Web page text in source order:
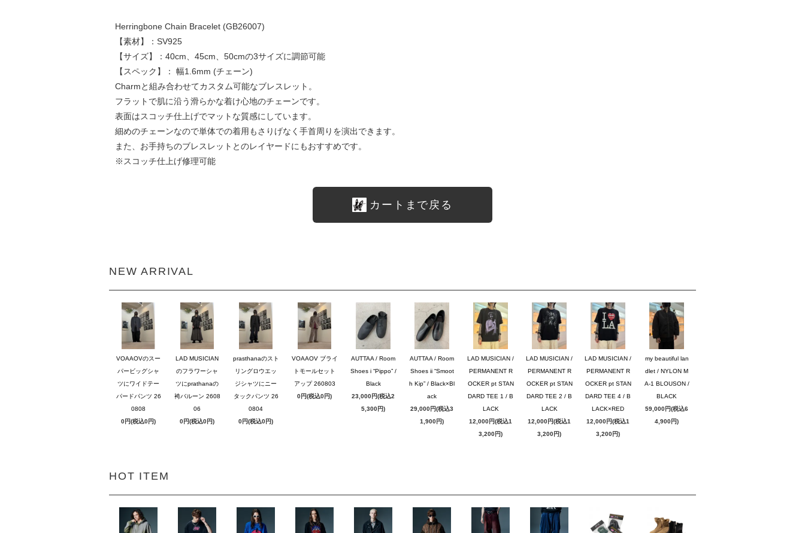
Herringbone Chain Bracelet (GB26007)
【素材】：SV925
【サイズ】：40cm、45cm、50cmの3サイズに調節可能
【スペック】： 幅1.6mm (チェーン)
Charmと組み合わせてカスタム可能なブレスレット。
フラットで肌に沿う滑らかな着け心地のチェーンです。
表面はスコッチ仕上げでマットな質感にしています。
細めのチェーンなので単体での着用もさりげなく手首周りを演出できます。
また、お手持ちのブレスレットとのレイヤードにもおすすめです。
※スコッチ仕上げ修理可能
カートまで戻る
NEW ARRIVAL
VOAAOVのスー
パービッグシャ
ツにワイドテー
パードパンツ 26
0808
0円(税込0円)
LAD MUSICIAN
のフラワーシャ
ツにprathanaの
袴バルーン 2608
06
0円(税込0円)
prasthanaのスト
リングロウエッ
ジシャツにニー
タックパンツ 26
0804
0円(税込0円)
VOAAOV ブライ
トモールセット
アップ 260803
0円(税込0円)
AUTTAA / Room
Shoes i “Pippo” /
Black
23,000円(税込2
5,300円)
AUTTAA / Room
Shoes ii “Smoot
h Kip” / Black×Bl
ack
29,000円(税込3
1,900円)
LAD MUSICIAN /
PERMANENT R
OCKER pt STAN
DARD TEE 1 / B
LACK
12,000円(税込1
3,200円)
LAD MUSICIAN /
PERMANENT R
OCKER pt STAN
DARD TEE 2 / B
LACK
12,000円(税込1
3,200円)
LAD MUSICIAN /
PERMANENT R
OCKER pt STAN
DARD TEE 4 / B
LACK×RED
12,000円(税込1
3,200円)
my beautiful lan
dlet / NYLON M
A-1 BLOUSON /
BLACK
59,000円(税込6
4,900円)
HOT ITEM